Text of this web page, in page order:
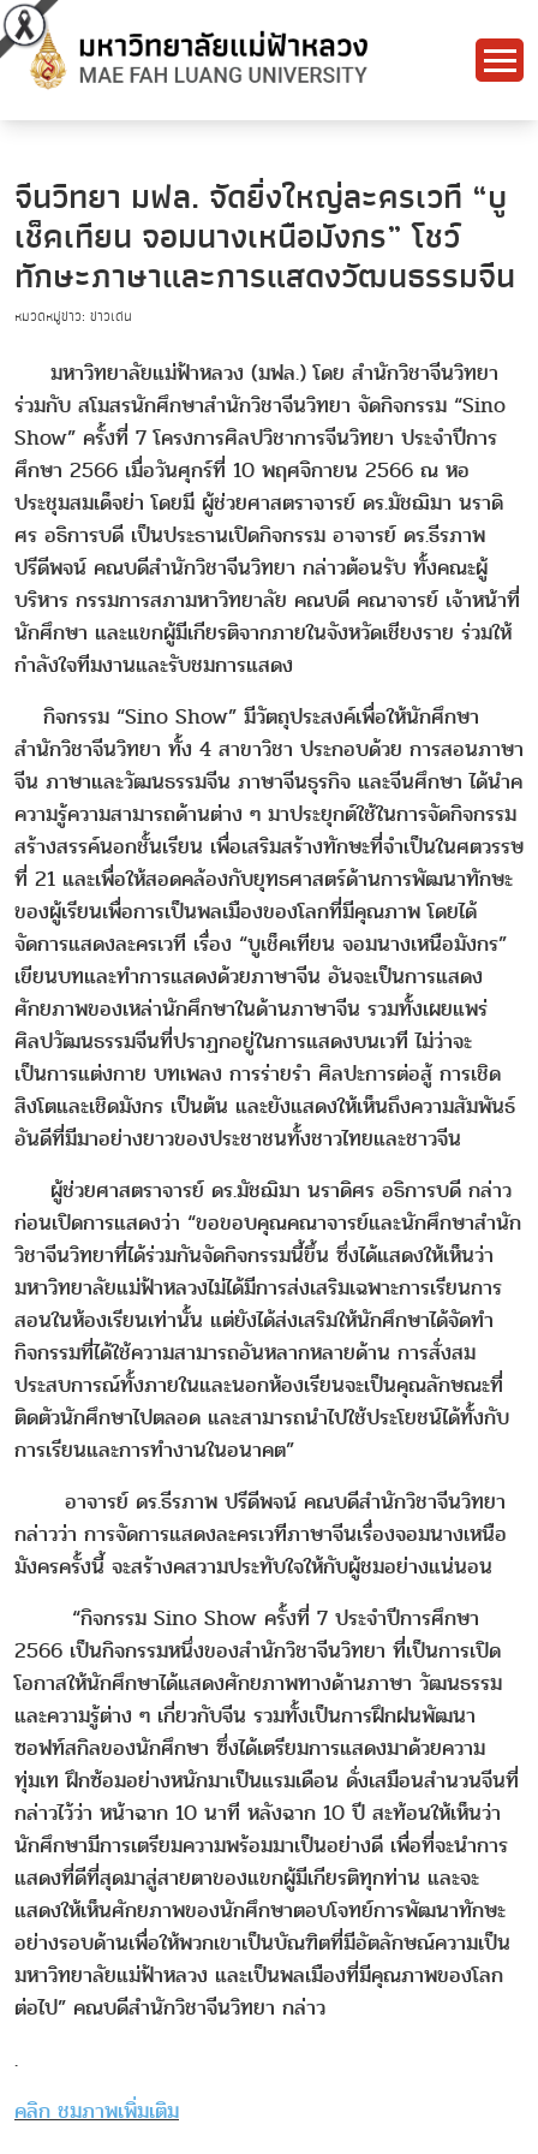
จีนวิทยา มฟล. จัดยิ่งใหญ่ละครเวที “บู
เช็คเทียน จอมนางเหนือมังกร” โชว์
ทักษะภาษาและการแสดงวัฒนธรรมจีน
หมวดหมู่ข่าว: ข่าวเด่น
มหาวิทยาลัยแม่ฟ้าหลวง (มฟล.) โดย สำนักวิชาจีนวิทยา
ร่วมกับ สโมสรนักศึกษาสำนักวิชาจีนวิทยา จัดกิจกรรม “Sino
Show” ครั้งที่ 7 โครงการศิลปวิชาการจีนวิทยา ประจำปีการ
ศึกษา 2566 เมื่อวันศุกร์ที่ 10 พฤศจิกายน 2566 ณ หอ
ประชุมสมเด็จย่า โดยมี ผู้ช่วยศาสตราจารย์ ดร.มัชฌิมา นราดิ
ศร อธิการบดี เป็นประธานเปิดกิจกรรม อาจารย์ ดร.ธีรภาพ
ปรีดีพจน์ คณบดีสำนักวิชาจีนวิทยา กล่าวต้อนรับ ทั้งคณะผู้
บริหาร กรรมการสภามหาวิทยาลัย คณบดี คณาจารย์ เจ้าหน้าที่
นักศึกษา และแขกผู้มีเกียรติจากภายในจังหวัดเชียงราย ร่วมให้
กำลังใจทีมงานและรับชมการแสดง
กิจกรรม “Sino Show” มีวัตถุประสงค์เพื่อให้นักศึกษา
สำนักวิชาจีนวิทยา ทั้ง 4 สาขาวิชา ประกอบด้วย การสอนภาษา
จีน ภาษาและวัฒนธรรมจีน ภาษาจีนธุรกิจ และจีนศึกษา ได้นำค
ความรู้ความสามารถด้านต่าง ๆ มาประยุกต์ใช้ในการจัดกิจกรรม
สร้างสรรค์นอกชั้นเรียน เพื่อเสริมสร้างทักษะที่จำเป็นในศตวรรษ
ที่ 21 และเพื่อให้สอดคล้องกับยุทธศาสตร์ด้านการพัฒนาทักษะ
ของผู้เรียนเพื่อการเป็นพลเมืองของโลกที่มีคุณภาพ โดยได้
จัดการแสดงละครเวที เรื่อง “บูเช็คเทียน จอมนางเหนือมังกร”
เขียนบทและทำการแสดงด้วยภาษาจีน อันจะเป็นการแสดง
ศักยภาพของเหล่านักศึกษาในด้านภาษาจีน รวมทั้งเผยแพร่
ศิลปวัฒนธรรมจีนที่ปราฏกอยู่ในการแสดงบนเวที ไม่ว่าจะ
เป็นการแต่งกาย บทเพลง การร่ายรำ ศิลปะการต่อสู้ การเชิด
สิงโตและเชิดมังกร เป็นต้น และยังแสดงให้เห็นถึงความสัมพันธ์
อันดีที่มีมาอย่างยาวของประชาชนทั้งชาวไทยและชาวจีน
ผู้ช่วยศาสตราจารย์ ดร.มัชฌิมา นราดิศร อธิการบดี กล่าว
ก่อนเปิดการแสดงว่า “ขอขอบคุณคณาจารย์และนักศึกษาสำนัก
วิชาจีนวิทยาที่ได้ร่วมกันจัดกิจกรรมนี้ขึ้น ซึ่งได้แสดงให้เห็นว่า
มหาวิทยาลัยแม่ฟ้าหลวงไม่ได้มีการส่งเสริมเฉพาะการเรียนการ
สอนในห้องเรียนเท่านั้น แต่ยังได้ส่งเสริมให้นักศึกษาได้จัดทำ
กิจกรรมที่ได้ใช้ความสามารถอันหลากหลายด้าน การสั่งสม
ประสบการณ์ทั้งภายในและนอกห้องเรียนจะเป็นคุณลักษณะที่
ติดตัวนักศึกษาไปตลอด และสามารถนำไปใช้ประโยชน์ได้ทั้งกับ
การเรียนและการทำงานในอนาคต”
อาจารย์ ดร.ธีรภาพ ปรีดีพจน์ คณบดีสำนักวิชาจีนวิทยา
กล่าวว่า การจัดการแสดงละครเวทีภาษาจีนเรื่องจอมนางเหนือ
มังครครั้งนี้ จะสร้างคสวามประทับใจให้กับผู้ชมอย่างแน่นอน
“กิจกรรม Sino Show ครั้งที่ 7 ประจำปีการศึกษา
2566 เป็นกิจกรรมหนึ่งของสำนักวิชาจีนวิทยา ที่เป็นการเปิด
โอกาสให้นักศึกษาได้แสดงศักยภาพทางด้านภาษา วัฒนธรรม
และความรู้ต่าง ๆ เกี่ยวกับจีน รวมทั้งเป็นการฝึกฝนพัฒนา
ซอฟท์สกิลของนักศึกษา ซึ่งได้เตรียมการแสดงมาด้วยความ
ทุ่มเท ฝึกซ้อมอย่างหนักมาเป็นแรมเดือน ดั่งเสมือนสำนวนจีนที่
กล่าวไว้ว่า หน้าฉาก 10 นาที หลังฉาก 10 ปี สะท้อนให้เห็นว่า
นักศึกษามีการเตรียมความพร้อมมาเป็นอย่างดี เพื่อที่จะนำการ
แสดงที่ดีที่สุดมาสู่สายตาของแขกผู้มีเกียรติทุกท่าน และจะ
แสดงให้เห็นศักยภาพของนักศึกษาตอบโจทย์การพัฒนาทักษะ
อย่างรอบด้านเพื่อให้พวกเขาเป็นบัณฑิตที่มีอัตลักษณ์ความเป็น
มหาวิทยาลัยแม่ฟ้าหลวง และเป็นพลเมืองที่มีคุณภาพของโลก
ต่อไป” คณบดีสำนักวิชาจีนวิทยา กล่าว
.
คลิก ชมภาพเพิ่มเติม